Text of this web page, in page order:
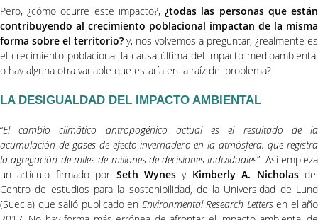
Pero, ¿cómo ocurre este impacto?,¿todas las personas que están
contribuyendo al crecimiento poblacional impactan de la misma
forma sobre el territorio? y, nos volvemos a preguntar, ¿realmente es
el crecimiento poblacional la causa última del impacto medioambiental
o hay alguna otra variable que estaría en la raíz del problema?
LA DESIGUALDAD DEL IMPACTO AMBIENTAL
“El cambio climático antropogénico actual es el resultado de la
acumulación de gases de efecto invernadero en la atmósfera, que registra
la agregación de miles de millones de decisiones individuales”. Así empieza
un artículo firmado por Seth Wynes y Kimberly A. Nicholasdel
Centro de estudios para la sostenibilidad, de la Universidad de Lund
(Suecia) que salió publicado en Environmental Research Lettersen el año